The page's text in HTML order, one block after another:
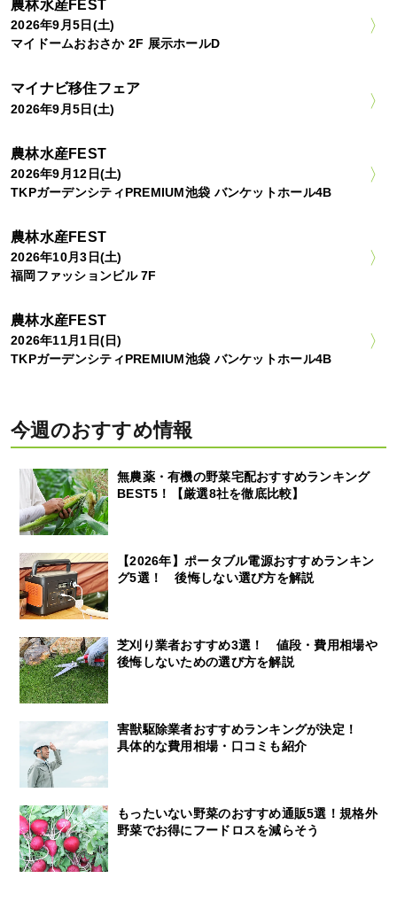
農林水産FEST
2026年9月5日(土)
マイドームおおさか 2F 展示ホールD
マイナビ移住フェア
2026年9月5日(土)
農林水産FEST
2026年9月12日(土)
TKPガーデンシティPREMIUM池袋 バンケットホール4B
農林水産FEST
2026年10月3日(土)
福岡ファッションビル 7F
農林水産FEST
2026年11月1日(日)
TKPガーデンシティPREMIUM池袋 バンケットホール4B
今週のおすすめ情報
無農薬・有機の野菜宅配おすすめランキング
BEST5！【厳選8社を徹底比較】
【2026年】ポータブル電源おすすめランキン
グ5選！ 後悔しない選び方を解説
芝刈り業者おすすめ3選！ 値段・費用相場や
後悔しないための選び方を解説
害獣駆除業者おすすめランキングが決定！
具体的な費用相場・口コミも紹介
もったいない野菜のおすすめ通販5選！規格外
野菜でお得にフードロスを減らそう